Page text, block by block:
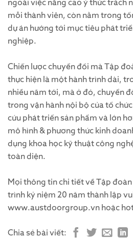
ngoài việc nâng cao ý thức trách
mỗi thành viên, còn nằm trong
dự án hướng tới mục tiêu phát
nghiệp.
Chiến lược chuyển đổi mà Tập
thực hiện là một hành trình dài,
nhiều năm tới, mà ở đó, chuyển
trong vận hành nội bộ của tổ
cứu phát triển sản phẩm và lớn
mô hình & phương thức kinh
dụng khoa học kỹ thuật công
toàn diện.
Mọi thông tin chi tiết về Tập
trình kỷ niệm 20 năm thành lập
www.austdoorgroup.vn hoặc
Chia sẻ bài viết: